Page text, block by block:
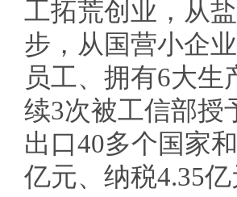
工拓荒创业，从
步，从国营小企
员工、拥有6大
续3次被工信部授
出口40多个国家
亿元、纳税4.35亿